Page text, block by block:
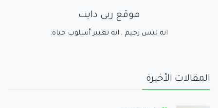
موقع ربى دايت
انه ليس رجيم , انه تغيير أسلوب حياة.
المقالات الأخيرة